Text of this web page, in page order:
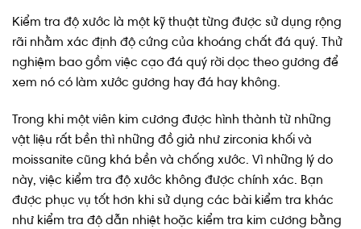
Kiểm tra độ xước là một kỹ thuật từng được sử dụng rộng
rãi nhằm xác định độ cứng của khoáng chất đá quý. Thử
nghiệm bao gồm việc cạo đá quý rời dọc theo gương để
xem nó có làm xước gương hay đá hay không.
Trong khi một viên kim cương được hình thành từ những
vật liệu rất bền thì những đồ giả như zirconia khối và
moissanite cũng khá bền và chống xước. Vì những lý do
này, việc kiểm tra độ xước không được chính xác. Bạn
được phục vụ tốt hơn khi sử dụng các bài kiểm tra khác
như kiểm tra độ dẫn nhiệt hoặc kiểm tra kim cương bằng